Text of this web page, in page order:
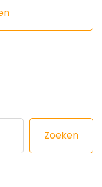
Zoeken